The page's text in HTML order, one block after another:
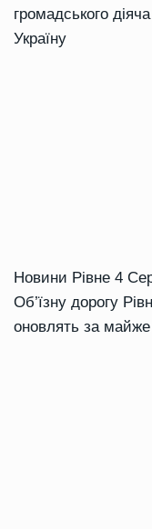
громадського
Україну
Новини Рівне 4
Об’їзну дорогу
оновлять за